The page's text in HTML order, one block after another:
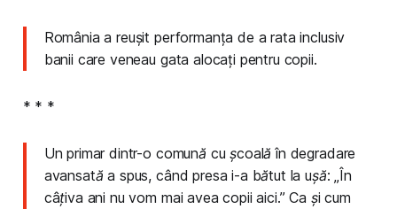
România a reușit performanța de a rata inclusiv
banii care veneau gata alocați pentru copii.
* * *
Un primar dintr-o comună cu școală în degradare
avansată a spus, când presa i-a bătut la ușă: „În
câțiva ani nu vom mai avea copii aici.” Ca și cum